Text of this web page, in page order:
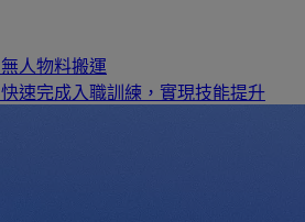
無人物料搬運
快速完成入職訓練，實現技能提升